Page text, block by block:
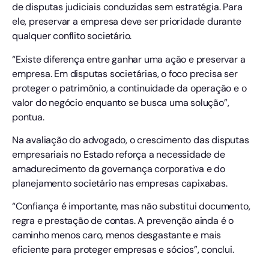
de disputas judiciais conduzidas sem estratégia. Para
ele, preservar a empresa deve ser prioridade durante
qualquer conflito societário.
“Existe diferença entre ganhar uma ação e preservar a
empresa. Em disputas societárias, o foco precisa ser
proteger o patrimônio, a continuidade da operação e o
valor do negócio enquanto se busca uma solução”,
pontua.
Na avaliação do advogado, o crescimento das disputas
empresariais no Estado reforça a necessidade de
amadurecimento da governança corporativa e do
planejamento societário nas empresas capixabas.
“Confiança é importante, mas não substitui documento,
regra e prestação de contas. A prevenção ainda é o
caminho menos caro, menos desgastante e mais
eficiente para proteger empresas e sócios”, conclui.